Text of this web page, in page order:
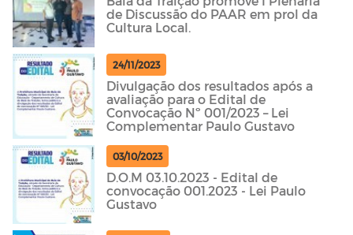
de Discussão do PAAR em prol da
Cultura Local.
24/11/2023
Divulgação dos resultados após a
avaliação para o Edital de
Convocação Nº 001/2023 – Lei
Complementar Paulo Gustavo
03/10/2023
D.O.M 03.10.2023 - Edital de
convocação 001.2023 - Lei Paulo
Gustavo